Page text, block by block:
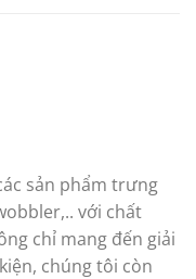
sản phẩm trưng
với chất
chỉ mang đến giải
chúng tôi còn